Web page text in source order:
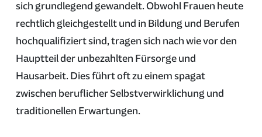
sich grundlegend gewandelt. Obwohl Frauen heute
rechtlich gleichgestellt und in Bildung und Berufen
hochqualifiziert sind, tragen sich nach wie vor den
Hauptteil der unbezahlten Fürsorge und
Hausarbeit. Dies führt oft zu einem spagat
zwischen beruflicher Selbstverwirklichung und
traditionellen Erwartungen.